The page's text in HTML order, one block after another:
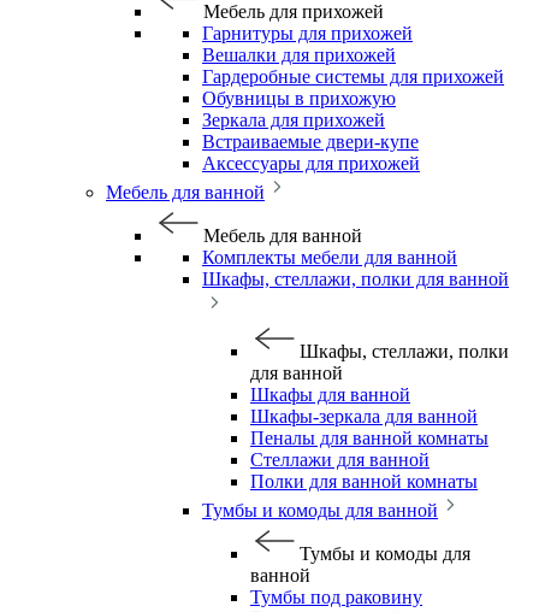
Мебель для прихожей
Гарнитуры для прихожей
Вешалки для прихожей
Гардеробные системы для прихожей
Обувницы в прихожую
Зеркала для прихожей
Встраиваемые двери-купе
Аксессуары для прихожей
Мебель для ванной
Мебель для ванной
Комплекты мебели для ванной
Шкафы, стеллажи, полки для ванной
Шкафы, стеллажи, полки
для ванной
Шкафы для ванной
Шкафы-зеркала для ванной
Пеналы для ванной комнаты
Стеллажи для ванной
Полки для ванной комнаты
Тумбы и комоды для ванной
Тумбы и комоды для
ванной
Тумбы под раковину